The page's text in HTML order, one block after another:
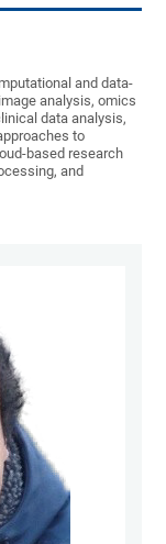
and data-
analysis, omics
data analysis,
to
based research
and